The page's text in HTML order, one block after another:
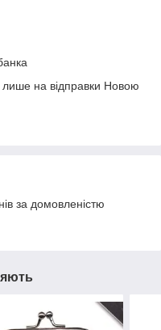
лише на відправки Новою
за домовленістю